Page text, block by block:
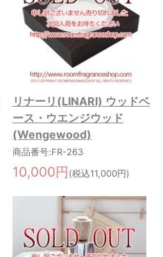
リナーリ(LINARI) ウッドベ
ース・ウエンジウッド
(Wengewood)
商品番号:FR-263
10,000円 (税込11,000円)